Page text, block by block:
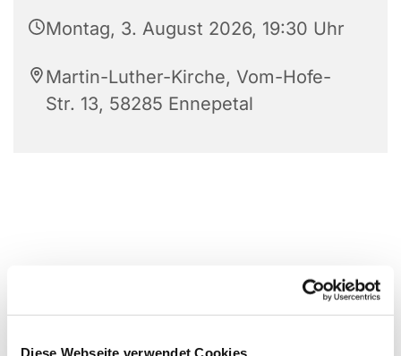
Diese Webseite verwendet Cookies
Montag, 3. August 2026, 19:30 Uhr
Martin-Luther-Kirche, Vom-Hofe-
Str. 13, 58285 Ennepetal